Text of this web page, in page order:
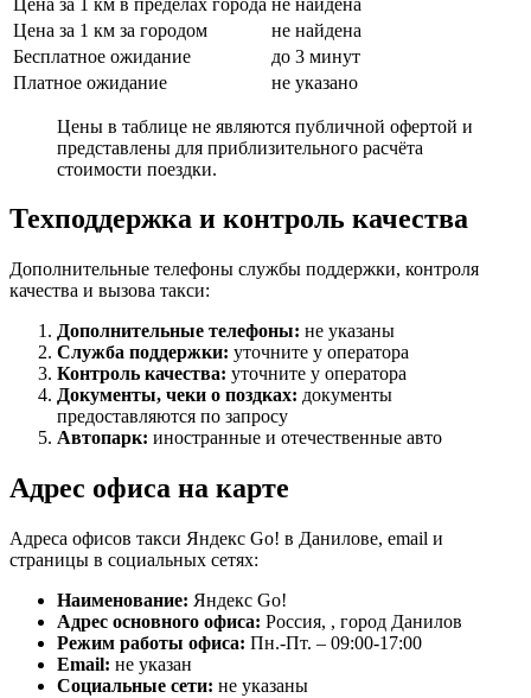
Цена за 1 км за городом
не найдена
Бесплатное ожидание
до 3 минут
Платное ожидание
не указано
Цены в таблице не являются публичной офертой и
представлены для приблизительного расчёта
стоимости поездки.
Техподдержка и контроль качества
Дополнительные телефоны службы поддержки, контроля
качества и вызова такси:
Дополнительные телефоны: не указаны
Служба поддержки: уточните у оператора
Контроль качества: уточните у оператора
Документы, чеки о поздках: документы
предоставляются по запросу
Автопарк: иностранные и отечественные авто
Адрес офиса на карте
Адреса офисов такси Яндекс Go! в Данилове, email и
страницы в социальных сетях:
Наименование: Яндекс Go!
Адрес основного офиса: Россия, , город Данилов
Режим работы офиса: Пн.-Пт. – 09:00-17:00
Email: не указан
Социальные сети: не указаны